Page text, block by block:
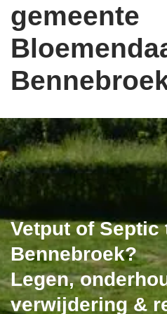
gemeente
Vetput of Septic
Bennebroek?
Legen,
verwijdering &